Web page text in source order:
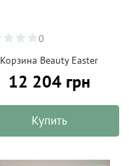
0
Корзина Beauty Easter
12 204 грн
Купить